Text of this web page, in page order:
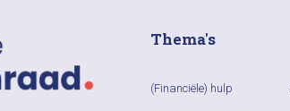
Thema's
(Financiële) hulp